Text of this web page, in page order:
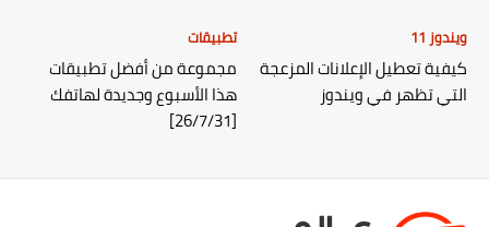
ويندوز 11
كيفية تعطيل الإعلانات المزعجة
التي تظهر في ويندوز
تطبيقات
مجموعة من أفضل تطبيقات
هذا الأسبوع وجديدة لهاتفك
[26/7/31]